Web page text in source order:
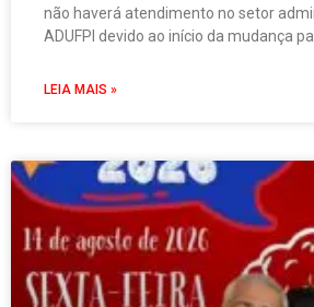
não haverá atendimento no setor
ADUFPI devido ao início da mudança
LEIA MAIS »